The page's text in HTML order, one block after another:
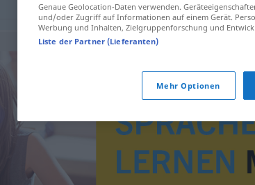
Genaue Geolocation-Daten verwenden.
und/oder Zugriff auf Informationen auf einem Gerät.
Werbung und Inhalten, Zielgruppenforschung und
Liste der Partner (Lieferanten)
Mehr Optionen